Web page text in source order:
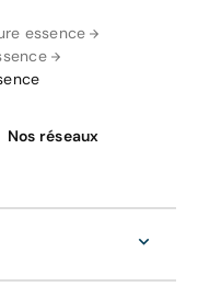
essence
Nos réseaux